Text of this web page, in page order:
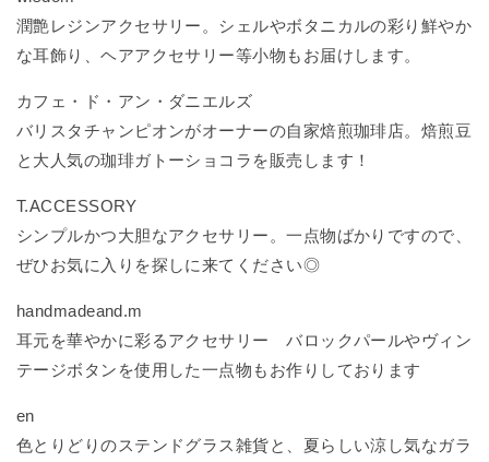
潤艶レジンアクセサリー。シェルやボタニカルの彩り鮮やか
な耳飾り、ヘアアクセサリー等小物もお届けします。
カフェ・ド・アン・ダニエルズ
バリスタチャンピオンがオーナーの自家焙煎珈琲店。焙煎豆
と大人気の珈琲ガトーショコラを販売します！
T.ACCESSORY
シンプルかつ大胆なアクセサリー。一点物ばかりですので、
ぜひお気に入りを探しに来てください◎
handmadeand.m
耳元を華やかに彩るアクセサリー バロックパールやヴィン
テージボタンを使用した一点物もお作りしております
en
色とりどりのステンドグラス雑貨と、夏らしい涼し気なガラ